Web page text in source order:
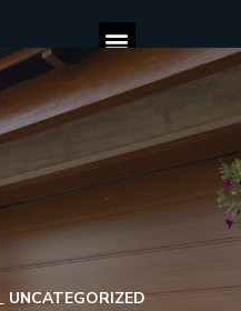
UNCATEGORIZED